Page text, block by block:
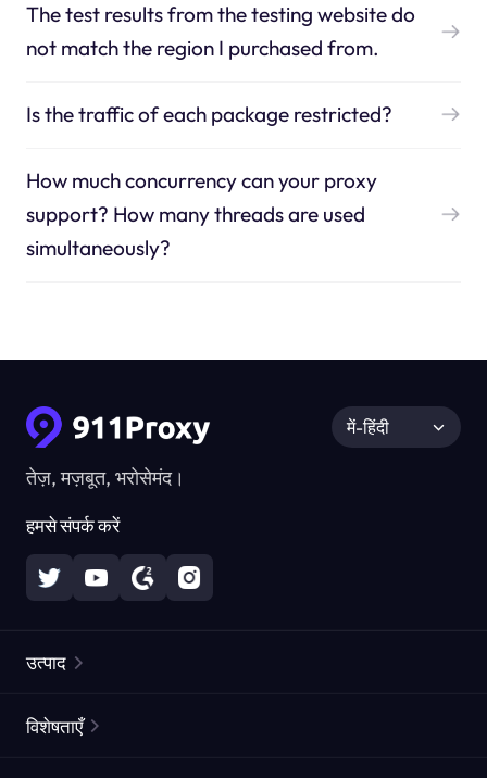
The test results from the testing website do
not match the region I purchased from.
Is the traffic of each package restricted?
How much concurrency can your proxy
support? How many threads are used
simultaneously?
तेज़, मज़बूत, भरोसेमंद।
हमसे संपर्क करें
में-हिंदी
उत्पाद
विशेषताएँ